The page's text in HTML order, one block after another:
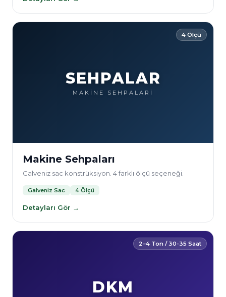
4 Ölçü
SEHPALAR
MAKİNE SEHPALARİ
Makine Sehpaları
Galveniz sac konstrüksiyon. 4 farklı ölçü seçeneği.
Galveniz Sac 4 Ölçü
Detayları Gör →
2–4 Ton / 30-35 Saat
DKM